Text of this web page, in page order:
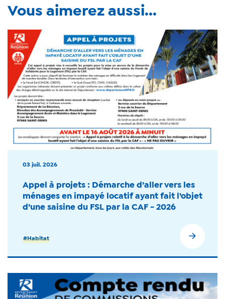
Vous aimerez aussi...
03 juil. 2026
Appel à projets : Démarche d’aller vers les
ménages en impayé locatif ayant fait l’objet
d’une saisine du FSL par la CAF - 2026
#Habitat